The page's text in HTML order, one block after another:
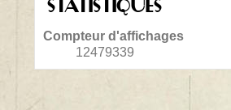
STATISTIQUES
Compteur d'affichages
12479339